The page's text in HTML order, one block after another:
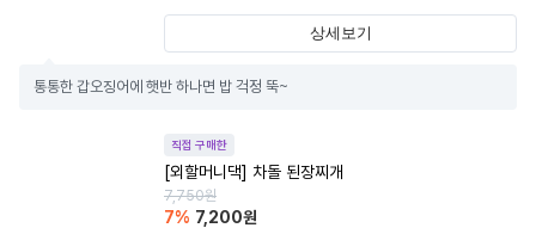
상세보기
통통한 갑오징어에 햇반 하나면 밥 걱정 뚝~
직접 구매한
[외할머니댁] 차돌 된장찌개
7,750원
7% 7,200원